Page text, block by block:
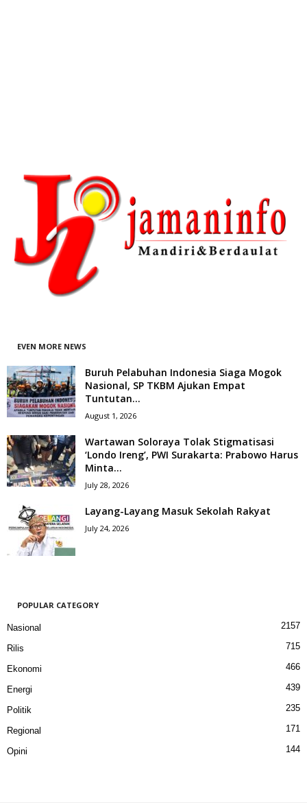
EVEN MORE NEWS
Buruh Pelabuhan Indonesia Siaga Mogok
Nasional, SP TKBM Ajukan Empat
Tuntutan...
August 1, 2026
Wartawan Soloraya Tolak Stigmatisasi
‘Londo Ireng’, PWI Surakarta: Prabowo Harus
Minta...
July 28, 2026
Layang-Layang Masuk Sekolah Rakyat
July 24, 2026
POPULAR CATEGORY
Nasional 2157
Rilis 715
Ekonomi 466
Energi 439
Politik 235
Regional 171
Opini 144